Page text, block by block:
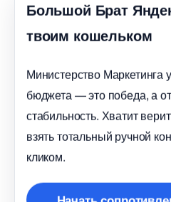
Большой Брат
твоим кошельком
Министерство Маркетинга
юджета — это победа, а
стабильность. Хватит
зять тотальный ручной
кликом.